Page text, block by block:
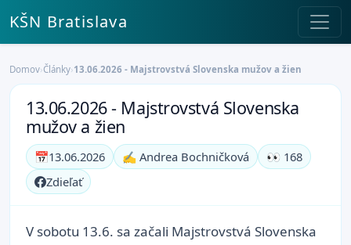
KŠN Bratislava
Domov›Články›13.06.2026 - Majstrovstvá Slovenska mužov a žien
13.06.2026 - Majstrovstvá Slovenska
mužov a žien
📅13.06.2026 ✍️ Andrea Bochničková
👀 168
Zdieľať
V sobotu 13.6. sa začali Majstrovstvá Slovenska